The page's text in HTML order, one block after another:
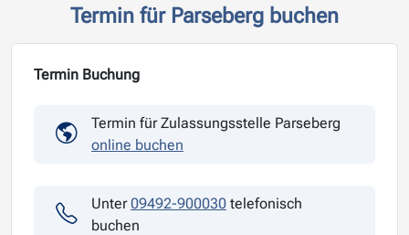
Termin für Parseberg buchen
Termin Buchung
Termin für Zulassungsstelle Parseberg
online buchen
Unter09492-900030 telefonisch
buchen